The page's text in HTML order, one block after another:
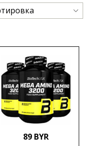
89 BYR